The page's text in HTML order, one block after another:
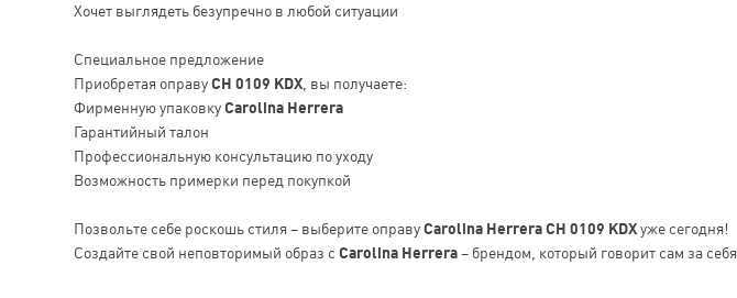
Хочет выглядеть безупречно в любой ситуации
Специальное предложение
Приобретая оправуCH 0109 KDX , вы получаете:
Фирменную упаковкуCarolina Herrera
Гарантийный талон
Профессиональную консультацию по уходу
Возможность примерки перед покупкой
Позвольте себе роскошь стиля – выберите оправуCarolina Herrera CH 0109 KDXуже сегодня!
Создайте свой неповторимый образ с Carolina Herrera– брендом, который говорит сам за себя.